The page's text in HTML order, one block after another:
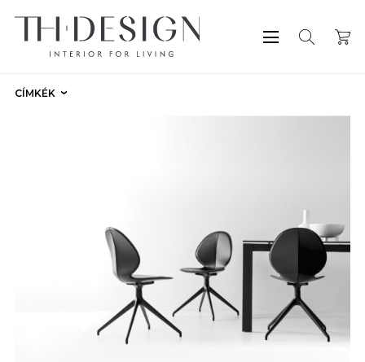
CÍMKÉK